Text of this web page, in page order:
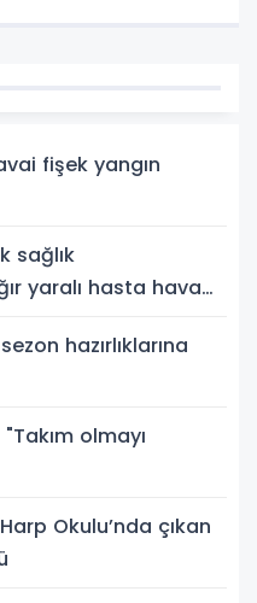
fişek yangın
sağlık
yaralı hasta hava
hazırlıklarına
olmayı
Okulu’nda çıkan